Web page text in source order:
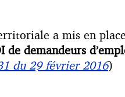
a mis en
de demandeurs
du 29 février 2016)